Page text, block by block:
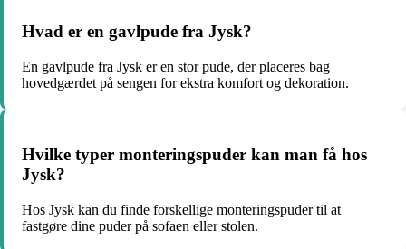
Hvad er en gavlpude fra Jysk?
En gavlpude fra Jysk er en stor pude, der placeres bag
hovedgærdet på sengen for ekstra komfort og dekoration.
Hvilke typer monteringspuder kan man få hos
Jysk?
Hos Jysk kan du finde forskellige monteringspuder til at
fastgøre dine puder på sofaen eller stolen.